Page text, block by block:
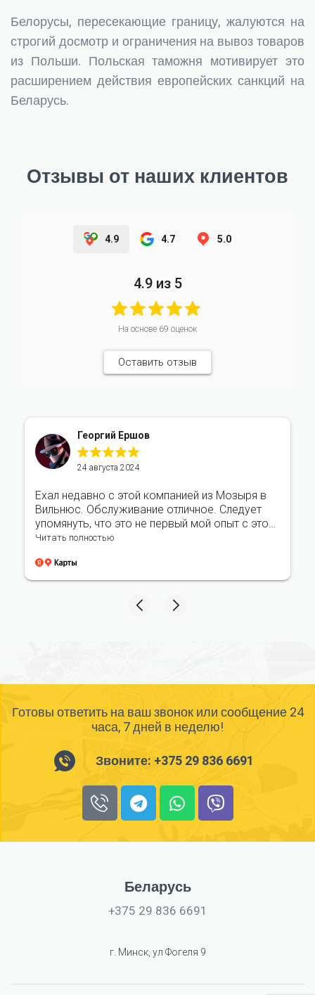
Белорусы, пересекающие границу, жалуются на
строгий досмотр и ограничения на вывоз товаров
из Польши. Польская таможня мотивирует это
расширением действия европейских санкций на
Беларусь.
Отзывы от наших клиентов
4.9 4.7 5.0
4.9из 5
На основе 69 оценок
Оставить отзыв
Георгий Ершов
24 августа 2024
Ехал недавно с этой компанией из Мозыря в
Вильнюс. Обслуживание отличное. Следует
упомянуть, что это не первый мой опыт с этой
компанией. Косяков не было.
Читать полностью
Готовы ответить на ваш звонок или сообщение 24
часа, 7 дней в неделю!
Звоните: +375 29 836 6691
Беларусь
+375 29 836 6691
г. Минск, ул Фогеля 9